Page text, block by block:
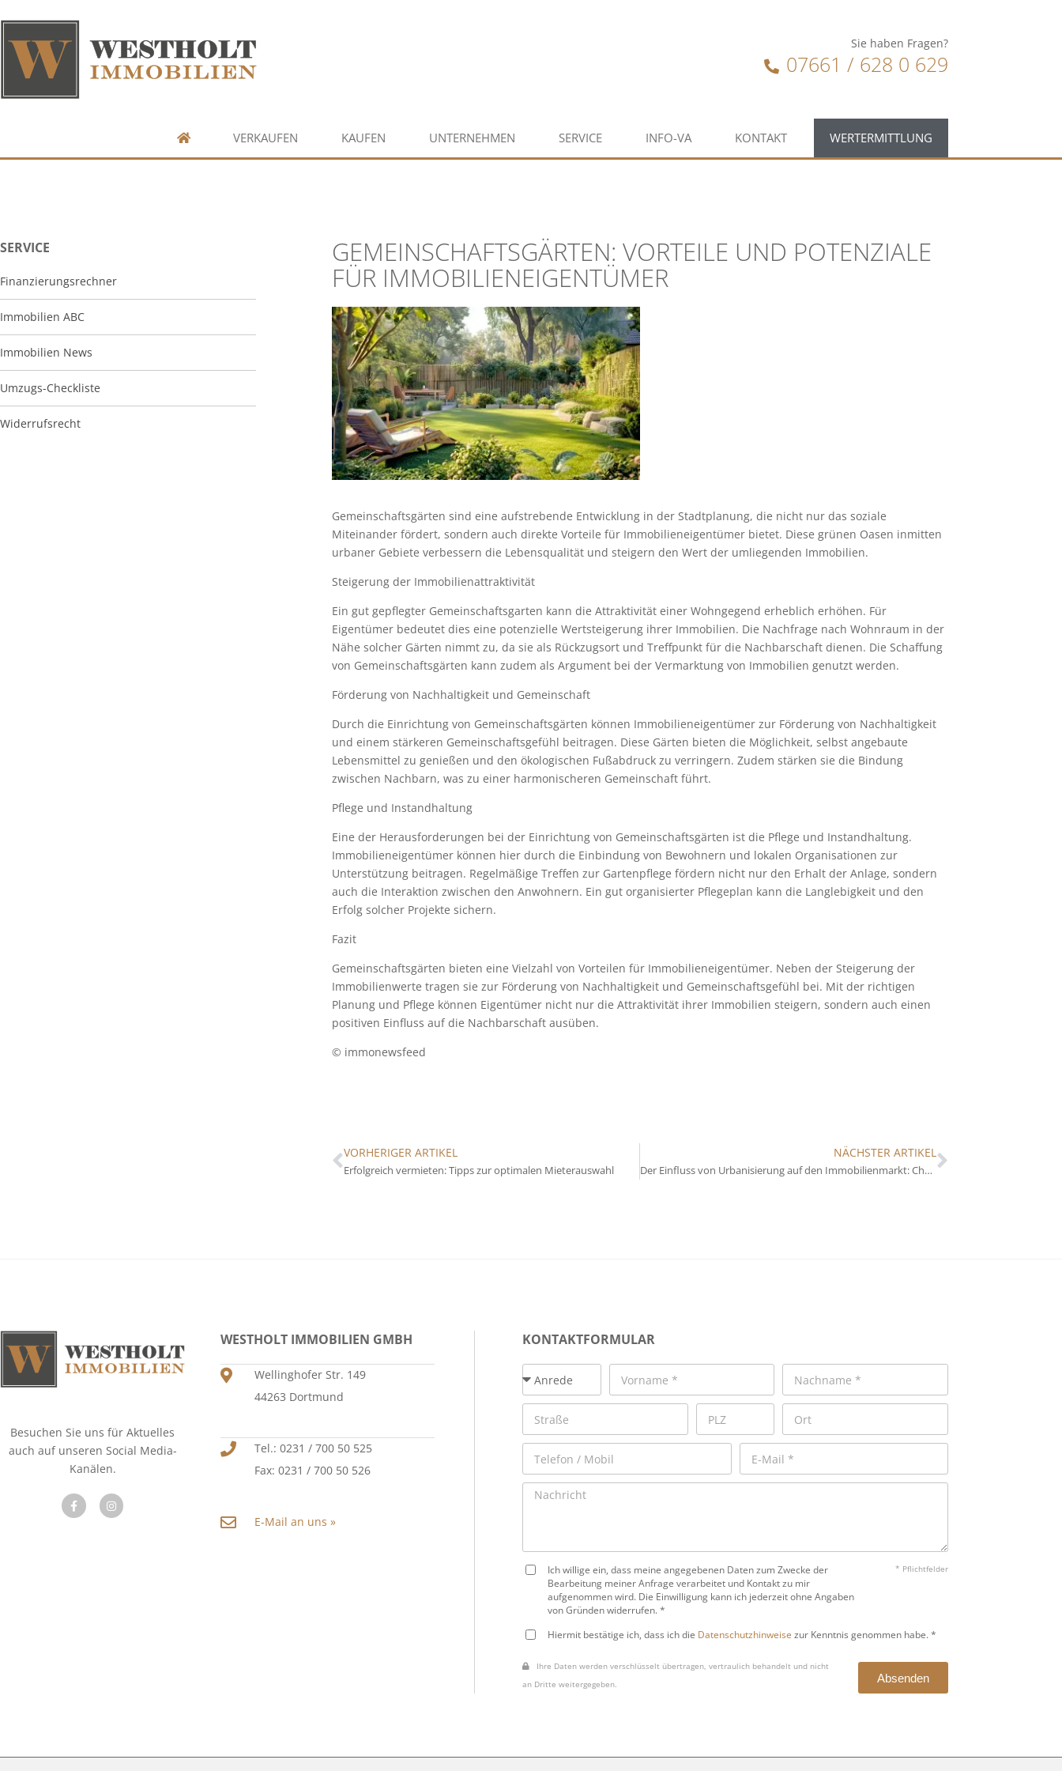
Sie haben Fragen?
07661 / 628 0 629
VERKAUFEN KAUFEN UNTERNEHMEN SERVICE INFO-VA KONTAKT WERTERMITTLUNG
SERVICE
Finanzierungsrechner
Immobilien ABC
Immobilien News
Umzugs-Checkliste
Widerrufsrecht
GEMEINSCHAFTSGÄRTEN: VORTEILE UND POTENZIALE
FÜR IMMOBILIENEIGENTÜMER
Gemeinschaftsgärten sind eine aufstrebende Entwicklung in der Stadtplanung, die nicht nur das soziale
Miteinander fördert, sondern auch direkte Vorteile für Immobilieneigentümer bietet. Diese grünen Oasen inmitten
urbaner Gebiete verbessern die Lebensqualität und steigern den Wert der umliegenden Immobilien.
Steigerung der Immobilienattraktivität
Ein gut gepflegter Gemeinschaftsgarten kann die Attraktivität einer Wohngegend erheblich erhöhen. Für
Eigentümer bedeutet dies eine potenzielle Wertsteigerung ihrer Immobilien. Die Nachfrage nach Wohnraum in der
Nähe solcher Gärten nimmt zu, da sie als Rückzugsort und Treffpunkt für die Nachbarschaft dienen. Die Schaffung
von Gemeinschaftsgärten kann zudem als Argument bei der Vermarktung von Immobilien genutzt werden.
Förderung von Nachhaltigkeit und Gemeinschaft
Durch die Einrichtung von Gemeinschaftsgärten können Immobilieneigentümer zur Förderung von Nachhaltigkeit
und einem stärkeren Gemeinschaftsgefühl beitragen. Diese Gärten bieten die Möglichkeit, selbst angebaute
Lebensmittel zu genießen und den ökologischen Fußabdruck zu verringern. Zudem stärken sie die Bindung
zwischen Nachbarn, was zu einer harmonischeren Gemeinschaft führt.
Pflege und Instandhaltung
Eine der Herausforderungen bei der Einrichtung von Gemeinschaftsgärten ist die Pflege und Instandhaltung.
Immobilieneigentümer können hier durch die Einbindung von Bewohnern und lokalen Organisationen zur
Unterstützung beitragen. Regelmäßige Treffen zur Gartenpflege fördern nicht nur den Erhalt der Anlage, sondern
auch die Interaktion zwischen den Anwohnern. Ein gut organisierter Pflegeplan kann die Langlebigkeit und den
Erfolg solcher Projekte sichern.
Fazit
Gemeinschaftsgärten bieten eine Vielzahl von Vorteilen für Immobilieneigentümer. Neben der Steigerung der
Immobilienwerte tragen sie zur Förderung von Nachhaltigkeit und Gemeinschaftsgefühl bei. Mit der richtigen
Planung und Pflege können Eigentümer nicht nur die Attraktivität ihrer Immobilien steigern, sondern auch einen
positiven Einfluss auf die Nachbarschaft ausüben.
© immonewsfeed
VORHERIGER ARTIKEL
Erfolgreich vermieten: Tipps zur optimalen Mieterauswahl
NÄCHSTER ARTIKEL
Der Einfluss von Urbanisierung auf den Immobilienmarkt: Chancen und Herausforderungen
Besuchen Sie uns für Aktuelles
auch auf unseren Social Media-
Kanälen.
WESTHOLT IMMOBILIEN GMBH
Wellinghofer Str. 149
44263 Dortmund
Tel.: 0231 / 700 50 525
Fax: 0231 / 700 50 526
E-Mail an uns »
KONTAKTFORMULAR
Ich willige ein, dass meine angegebenen Daten zum Zwecke der
Bearbeitung meiner Anfrage verarbeitet und Kontakt zu mir
aufgenommen wird. Die Einwilligung kann ich jederzeit ohne Angaben
von Gründen widerrufen. *
* Pflichtfelder
Hiermit bestätige ich, dass ich die Datenschutzhinweise zur Kenntnis genommen habe. *
Ihre Daten werden verschlüsselt übertragen, vertraulich behandelt und nicht
an Dritte weitergegeben.
Absenden